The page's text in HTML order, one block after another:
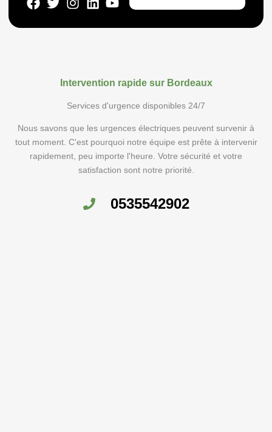
Intervention rapide sur Bordeaux
Services d'urgence disponibles 24/7
Nous savons que les urgences électriques peuvent survenir à
tout moment. C'est pourquoi notre équipe est prête à intervenir
rapidement, peu importe l'heure. Votre sécurité et votre
satisfaction sont notre priorité.
0535542902